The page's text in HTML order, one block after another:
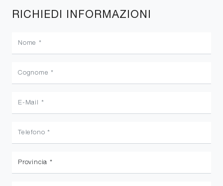
RICHIEDI INFORMAZIONI